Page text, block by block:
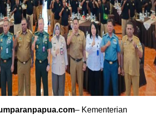
– Kementerian